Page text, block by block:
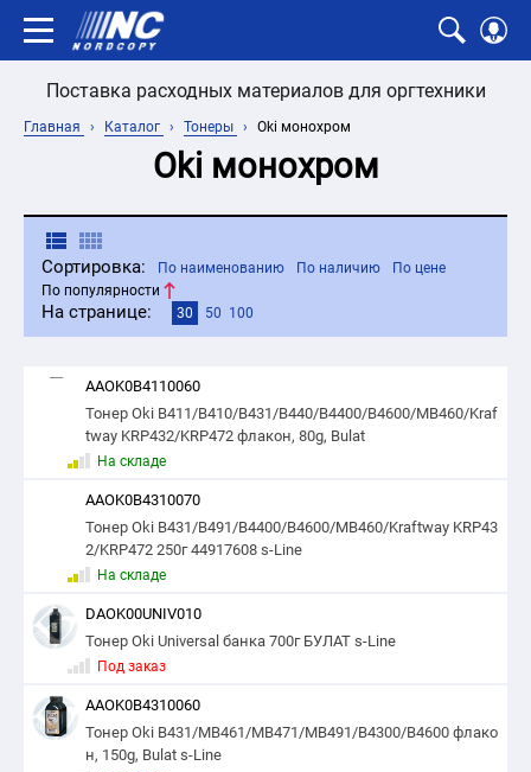
Поставка расходных материалов для оргтехники
Главная Каталог Тонеры Oki монохром
Oki монохром
Сортировка: По наименованию По наличию
По цене
По популярности
На странице: 30 50 100
AAOK0B4110060
Тонер Oki B411/B410/B431/B440/B4400/В4600/MB460/Kraf
tway KRP432/KRP472 флакон, 80g, Bulat
На складе
AAOK0B4310070
Тонер Oki B431/B491/B4400/В4600/MB460/Kraftway KRP43
2/KRP472 250г 44917608 s-Line
На складе
DAOK00UNIV010
Тонер Oki Universal банка 700г БУЛАТ s-Line
Под заказ
AAOK0B4310060
Тонер Oki B431/MB461/MB471/MB491/B4300/B4600 флако
н, 150g, Bulat s-Line